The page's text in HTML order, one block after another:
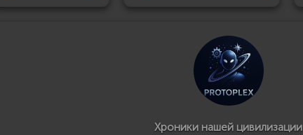
Хроники нашей цивилизации